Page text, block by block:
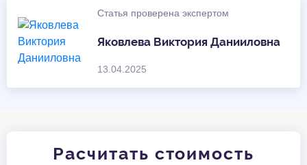
Статья проверена экспертом
Яковлева Виктория Данииловна
13.04.2025
Расчитать стоимость